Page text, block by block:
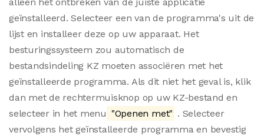
geïnstalleerd. Selecteer een van de programma's uit de
lijst en installeer deze op uw apparaat. Het
besturingssysteem zou automatisch de
bestandsindeling KZ moeten associëren met het
geïnstalleerde programma. Als dit niet het geval is, klik
dan met de rechtermuisknop op uw KZ-bestand en
selecteer in het menu "Openen met" . Selecteer
vervolgens het geïnstalleerde programma en bevestig